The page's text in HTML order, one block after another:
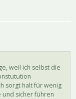
weil ich selbst die
sorgt halt für wenig
und sicher führen